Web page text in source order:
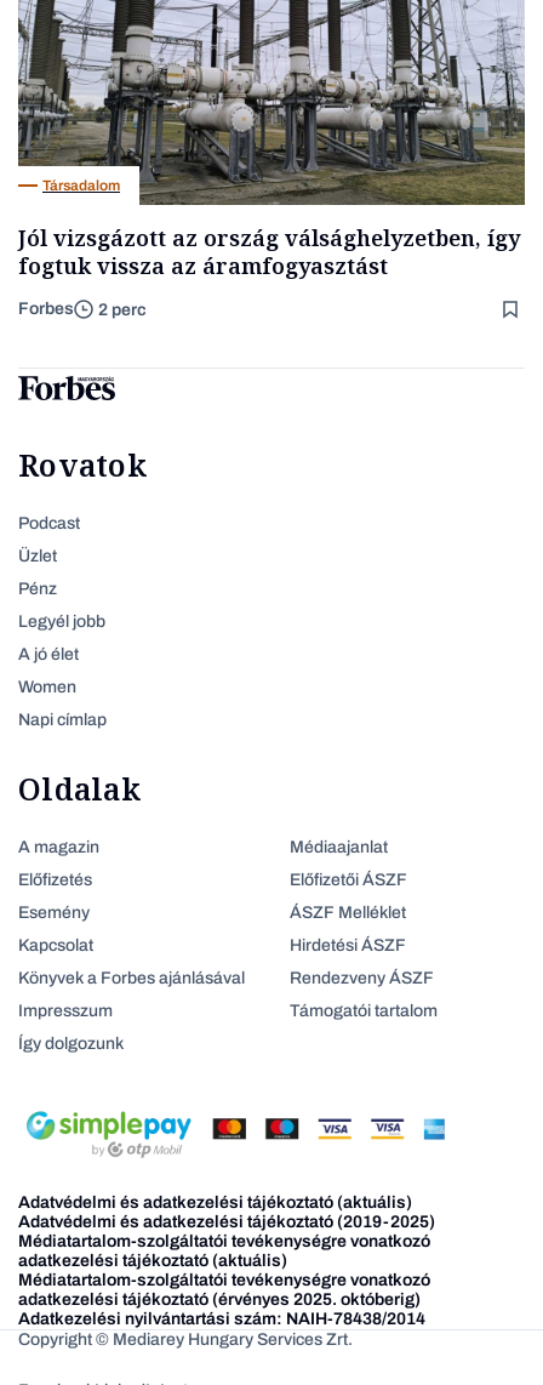
Társadalom
Jól vizsgázott az ország válsághelyzetben, így
fogtuk vissza az áramfogyasztást
Forbes 2 perc
Rovatok
Podcast
Üzlet
Pénz
Legyél jobb
A jó élet
Women
Napi címlap
Oldalak
A magazin
Előfizetés
Esemény
Kapcsolat
Könyvek a Forbes ajánlásával
Impresszum
Így dolgozunk
Médiaajanlat
Előfizetői ÁSZF
ÁSZF Melléklet
Hirdetési ÁSZF
Rendezveny ÁSZF
Támogatói tartalom
Adatvédelmi és adatkezelési tájékoztató (aktuális)
Adatvédelmi és adatkezelési tájékoztató (2019-2025)
Médiatartalom-szolgáltatói tevékenységre vonatkozó
adatkezelési tájékoztató (aktuális)
Médiatartalom-szolgáltatói tevékenységre vonatkozó
adatkezelési tájékoztató (érvényes 2025. októberig)
Adatkezelési nyilvántartási szám: NAIH-78438/2014
Copyright © Mediarey Hungary Services Zrt.